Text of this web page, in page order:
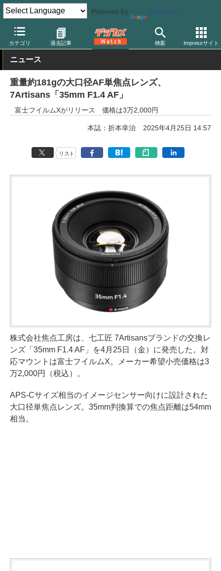
Powered by Translate
カテゴリ 過去記事 検索 Impressサイト
デジカメ Watch レンズ 交換レンズ
ニュース
重量約181gの大口径AF単焦点レンズ、
7Artisans「35mm F1.4 AF」
富士フイルムXがリリース 価格は3万2,000円
本誌：折本幸治 2025年4月25日 14:57
リスト
株式会社焦点工房は、七工匠 7Artisansブランドの交換レ
ンズ「35mm F1.4 AF」を4月25日（金）に発売した。対
応マウントは富士フイルムX。メーカー希望小売価格は3
万2,000円（税込）。
APS-Cサイズ相当のイメージセンサー向けに設計された
大口径単焦点レンズ。35mm判換算での焦点距離は54mm
相当。